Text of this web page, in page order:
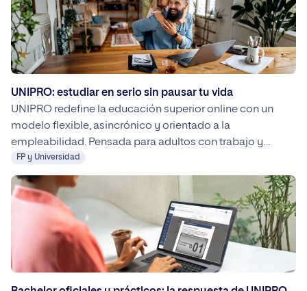
orientados a la empleabilidad y adaptados a las nuevas
demandas del mercado laboral.
UNIPRO: estudiar en serio sin pausar tu vida
UNIPRO redefine la educación superior online con un
modelo flexible, asincrónico y orientado a la
empleabilidad. Pensada para adultos con trabajo y
responsabilidades, permite estudiar una carrera oficial
sin pausar la vida profesional ni personal.
FP y Universidad